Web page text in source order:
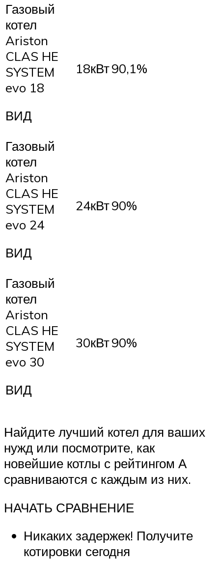
Газовый
котел
Ariston
CLAS HE
SYSTEM
evo 18
ВИД
18кВт90,1%
Газовый
котел
Ariston
CLAS HE
SYSTEM
evo 24
ВИД
24кВт90%
Газовый
котел
Ariston
CLAS HE
SYSTEM
evo 30
ВИД
30кВт90%
Найдите лучший котел для ваших
нужд или посмотрите, как
новейшие котлы с рейтингом А
сравниваются с каждым из них.
НАЧАТЬ СРАВНЕНИЕ
Никаких задержек! Получите
котировки сегодня